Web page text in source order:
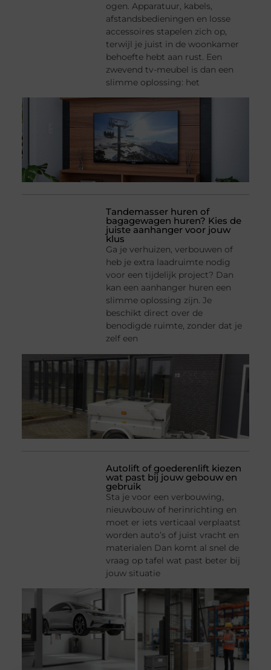
ogen. Apparatuur, kabels,
afstandsbedieningen en losse
accessoires stapelen zich op,
terwijl je juist in de woonkamer
behoefte hebt aan rust. Een
zwevend tv-meubel is dan een
slimme oplossing: het
Tandemasser huren of
bagagewagen huren? Kies de
juiste aanhanger voor jouw
klus
Ga je verhuizen, verbouwen of
heb je extra laadruimte nodig
voor een tijdelijk project? Dan
kan een aanhanger huren een
slimme oplossing zijn. Je
beschikt direct over de
benodigde ruimte, zonder dat je
zelf een
Autolift of goederenlift kiezen
wat past bij jouw gebouw en
gebruik
Sta je voor een verbouwing,
nieuwbouw of herinrichting en
moet er iets verticaal verplaatst
worden auto’s of juist vracht en
materialen Dan komt al snel de
vraag op tafel wat past beter bij
jouw situatie